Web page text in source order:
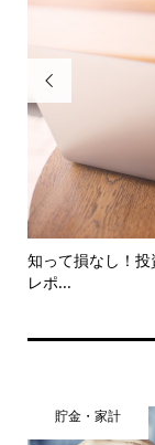

知って損なし！
レポ...
貯金・家計